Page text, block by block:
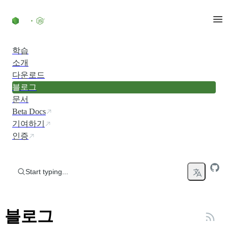
학습
소개
다운로드
블로그
문서
Beta Docs
기여하기
인증
Start typing...
블로그